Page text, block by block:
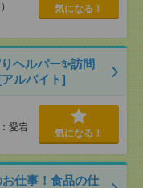
気になる！
ヘルパー✨訪問
ルバイト]
愛宕
気になる！
仕事！食品の仕